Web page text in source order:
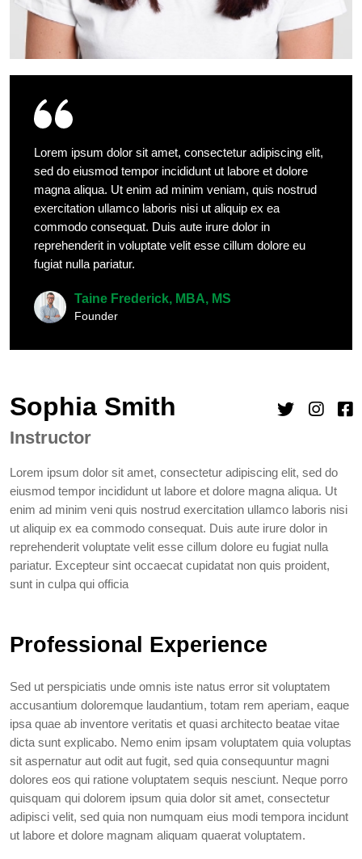
Lorem ipsum dolor sit amet, consectetur adipiscing elit,
sed do eiusmod tempor incididunt ut labore et dolore
magna aliqua. Ut enim ad minim veniam, quis nostrud
exercitation ullamco laboris nisi ut aliquip ex ea
commodo consequat. Duis aute irure dolor in
reprehenderit in voluptate velit esse cillum dolore eu
fugiat nulla pariatur.
Taine Frederick, MBA, MS
Founder
Sophia Smith
Instructor
Lorem ipsum dolor sit amet, consectetur adipiscing elit, sed do
eiusmod tempor incididunt ut labore et dolore magna aliqua. Ut
enim ad minim veni quis nostrud exercitation ullamco laboris nisi
ut aliquip ex ea commodo consequat. Duis aute irure dolor in
reprehenderit voluptate velit esse cillum dolore eu fugiat nulla
pariatur. Excepteur sint occaecat cupidatat non quis proident,
sunt in culpa qui officia
Professional Experience
Sed ut perspiciatis unde omnis iste natus error sit voluptatem
accusantium doloremque laudantium, totam rem aperiam, eaque
ipsa quae ab inventore veritatis et quasi architecto beatae vitae
dicta sunt explicabo. Nemo enim ipsam voluptatem quia voluptas
sit aspernatur aut odit aut fugit, sed quia consequuntur magni
dolores eos qui ratione voluptatem sequis nesciunt. Neque porro
quisquam qui dolorem ipsum quia dolor sit amet, consectetur
adipisci velit, sed quia non numquam eius modi tempora incidunt
ut labore et dolore magnam aliquam quaerat voluptatem.